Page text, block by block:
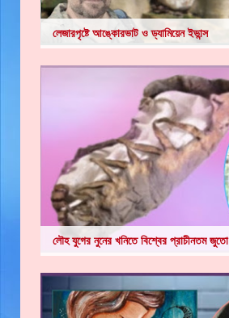
লেজারপৃষ্টে আঙ্কোরভাট ও ড্যামিয়েন ইভান্স
লৌহ যুগের নুনের খনিতে বিশ্বের প্রাচীনতম জুতো